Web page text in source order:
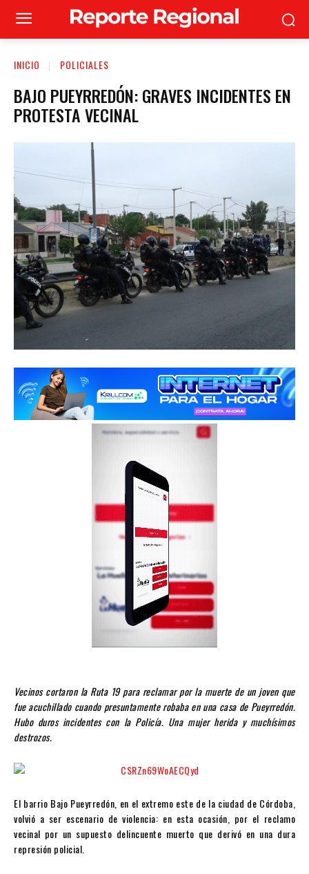
INICIO POLICIALES
BAJO PUEYRREDÓN: GRAVES INCIDENTES EN
PROTESTA VECINAL
Vecinos cortaron la Ruta 19 para reclamar por la muerte de un joven que
fue acuchillado cuando presuntamente robaba en una casa de Pueyrredón.
Hubo duros incidentes con la Policía. Una mujer herida y muchísimos
destrozos.
El barrio Bajo Pueyrredón, en el extremo este de la ciudad de Córdoba,
volvió a ser escenario de violencia: en esta ocasión, por el reclamo
vecinal por un supuesto delincuente muerto que derivó en una dura
represión policial.